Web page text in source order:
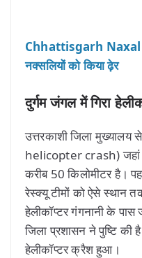
Chhattisgarh
नक्सलियों को किया ढ़ेर
दुर्गम जंगल में गिरा
उत्तरकाशी जिला
helicopter crash) जहां
करीब 50 किलोमीटर है।
रेस्क्यू टीमों को ऐसे स्थान
हेलीकॉप्टर गंगनानी के
जिला प्रशासन ने पुष्टि
हेलीकॉप्टर क्रैश हुआ।